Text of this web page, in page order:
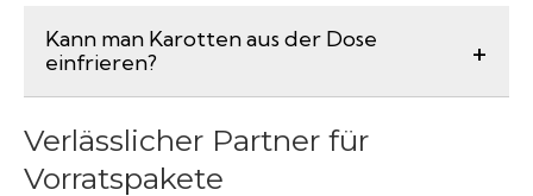
Kann man Karotten aus der Dose
einfrieren?
Verlässlicher Partner für
Vorratspakete